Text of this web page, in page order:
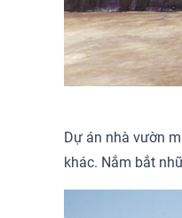
Dự án nhà vườn
khác. Nắm bắt